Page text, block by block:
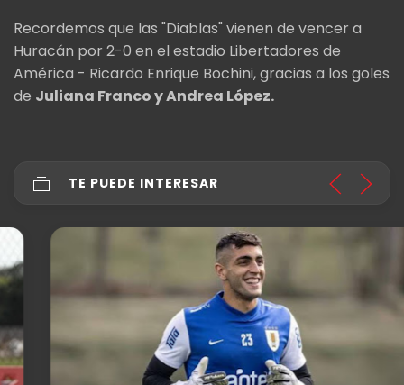
Recordemos que las "Diablas" vienen de vencer a
Huracán por 2-0 en el estadio Libertadores de
América - Ricardo Enrique Bochini, gracias a los goles
de Juliana Franco y Andrea López.
TE PUEDE INTERESAR